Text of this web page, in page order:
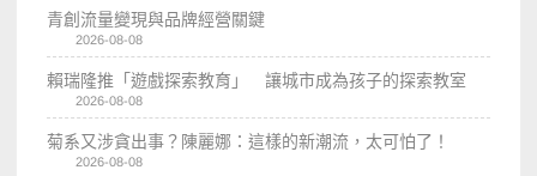
青創流量變現與品牌經營關鍵
2026-08-08
賴瑞隆推「遊戲探索教育」 讓城市成為孩子的探索教室
2026-08-08
菊系又涉貪出事？陳麗娜：這樣的新潮流，太可怕了！
2026-08-08